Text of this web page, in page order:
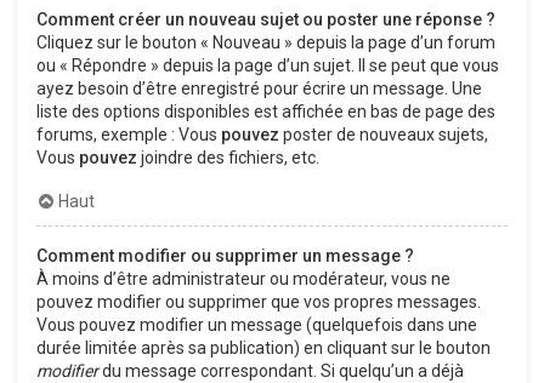
Comment créer un nouveau sujet ou poster une réponse ?
Cliquez sur le bouton « Nouveau » depuis la page d’un forum
ou « Répondre » depuis la page d’un sujet. Il se peut que vous
ayez besoin d’être enregistré pour écrire un message. Une
liste des options disponibles est affichée en bas de page des
forums, exemple : Vous pouvez poster de nouveaux sujets,
Vous pouvez joindre des fichiers, etc.
Haut
Comment modifier ou supprimer un message ?
À moins d’être administrateur ou modérateur, vous ne
pouvez modifier ou supprimer que vos propres messages.
Vous pouvez modifier un message (quelquefois dans une
durée limitée après sa publication) en cliquant sur le bouton
modifierdu message correspondant. Si quelqu’un a déjà